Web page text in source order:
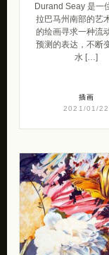
Durand Seay 是一
拉巴马州南部的艺
的绘画寻求一种流
预测的表达，不断
水 […]
插画
2021/01/22